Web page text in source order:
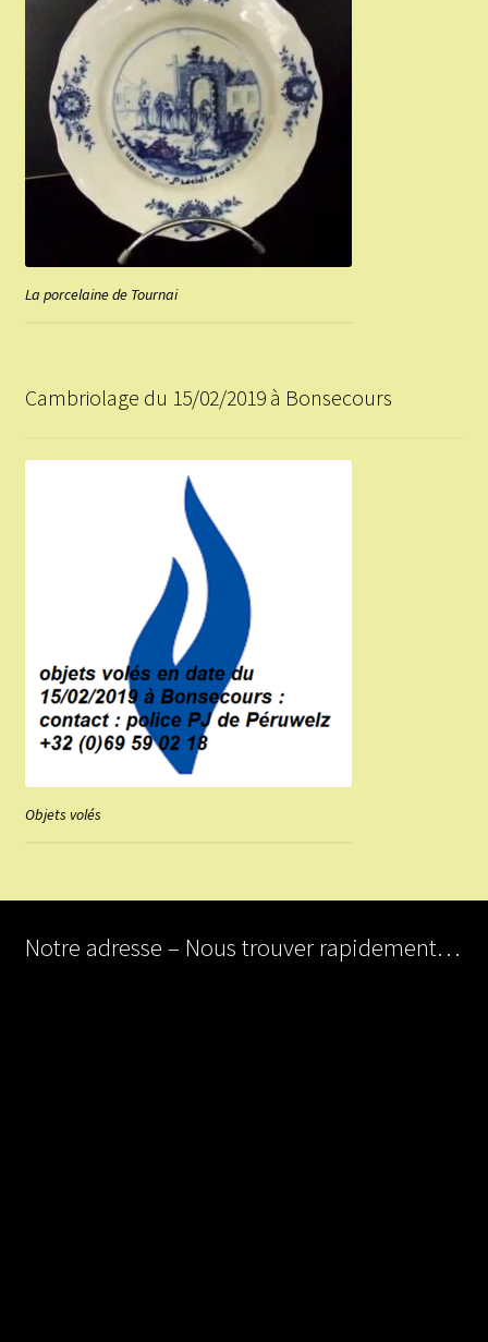
La porcelaine de Tournai
Cambriolage du 15/02/2019 à Bonsecours
Objets volés
Notre adresse – Nous trouver rapidement…